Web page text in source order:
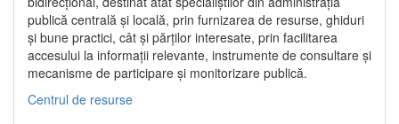
publică centrală și locală, prin furnizarea de resurse, ghiduri
și bune practici, cât și părților interesate, prin facilitarea
accesului la informații relevante, instrumente de consultare și
mecanisme de participare și monitorizare publică.
Centrul de resurse